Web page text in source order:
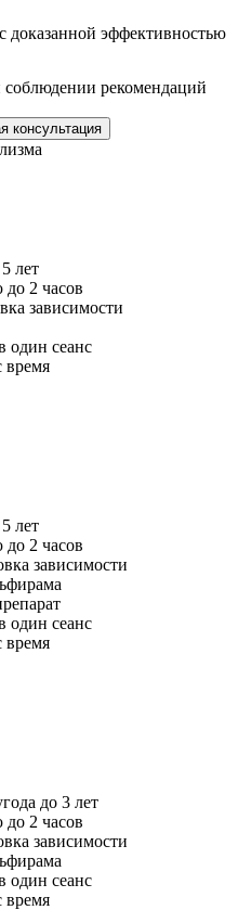
доказанной эффективностью
соблюдении рекомендаций
консультация
лет
2 часов
зависимости
один сеанс
время
лет
2 часов
зависимости
один сеанс
время
до 3 лет
2 часов
зависимости
один сеанс
время